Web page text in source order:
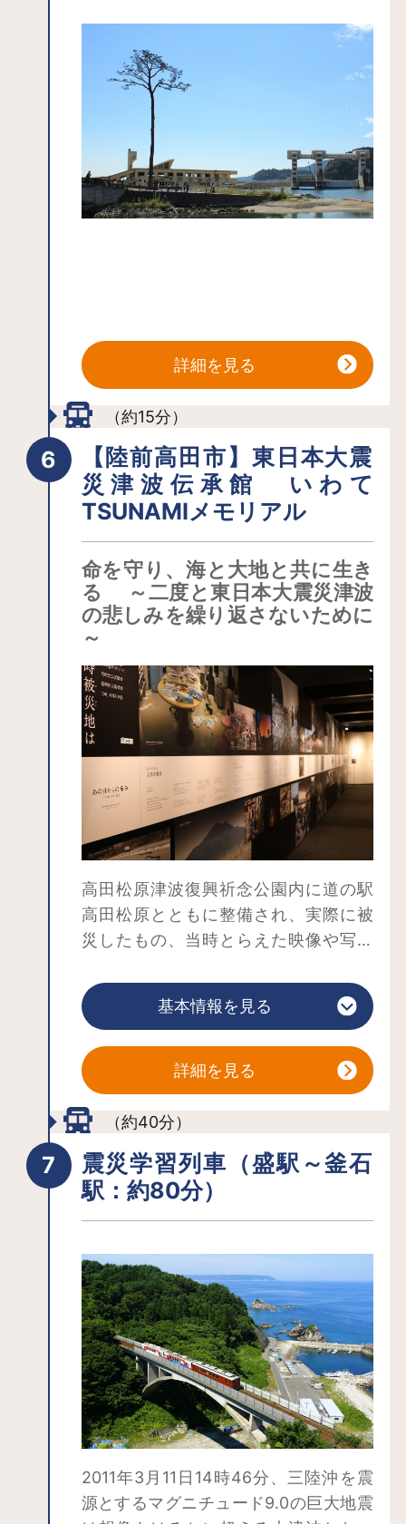
詳細を見る
（約15分）
【陸前高田市】東日本大震
災津波伝承館 いわて
TSUNAMIメモリアル
命を守り、海と大地と共に生き
る ～二度と東日本大震災津波
の悲しみを繰り返さないために
～
高田松原津波復興祈念公園内に道の駅
高田松原とともに整備され、実際に被
災したもの、当時とらえた映像や写真
震災の事実を伝えると同時に二度とあ
の時の悲しみを繰り返さないために東
す。
基本情報を見る
詳細を見る
（約40分）
震災学習列車（盛駅～釜石
駅：約80分）
2011年3月11日14時46分、三陸沖を震
源とするマグニチュード9.0の巨大地震